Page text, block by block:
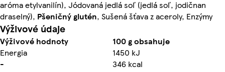
aróma etylvanilín), Jódovaná jedlá soľ (jedlá soľ, jodičnan
draselný), Pšeničný glutén, Sušená šťava z aceroly, Enzýmy
Výživové údaje
Výživové hodnoty
100 g obsahuje
Energia
1450 kJ
-
346 kcal